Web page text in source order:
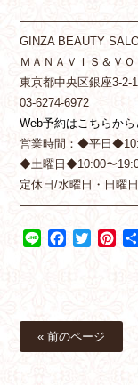
GINZA BEAUTY
ＭＡＮＡＶＩＳ＆ＶＯ
東京都中央区銀座3-2-
03-6274-6972
Web予約はこちらか
営業時間：◆平日
◆土曜日◆10:00〜
定休日/水曜日・日曜日
Line Facebook
Twitter
« 前のページ